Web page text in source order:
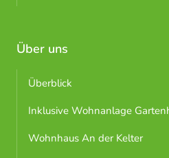
Über uns
Überblick
Inklusive Wohnanlage
Wohnhaus An der Kelter